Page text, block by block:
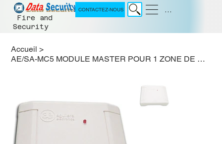
Fire and
Security
Menu
CONTACTEZ-NOUS
Accueil >
AE/SA-MC5 MODULE MASTER POUR 1 ZONE DE DÉTECTEURS C5